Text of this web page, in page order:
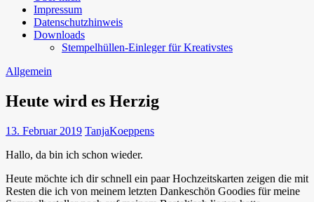
Impressum
Datenschutzhinweis
Downloads
Stempelhüllen-Einleger für Kreativstes
Allgemein
Heute wird es Herzig
13. Februar 2019 TanjaKoeppens
Hallo, da bin ich schon wieder.
Heute möchte ich dir schnell ein paar Hochzeitskarten zeigen die mit
Resten die ich von meinem letzten Dankeschön Goodies für meine